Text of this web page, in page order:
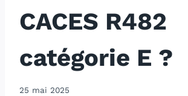
CACES R482
catégorie E ?
25 mai 2025